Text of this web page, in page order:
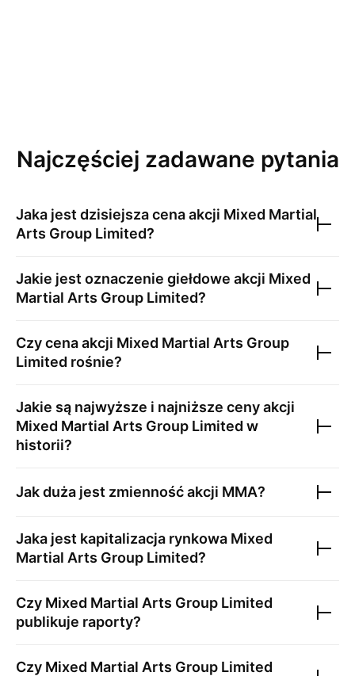
Najczęściej zadawane pytania
Jaka jest dzisiejsza cena akcji Mixed Martial
Arts Group Limited?
Jakie jest oznaczenie giełdowe akcji Mixed
Martial Arts Group Limited?
Czy cena akcji Mixed Martial Arts Group
Limited rośnie?
Jakie są najwyższe i najniższe ceny akcji
Mixed Martial Arts Group Limited w
historii?
Jak duża jest zmienność akcji MMA?
Jaka jest kapitalizacja rynkowa Mixed
Martial Arts Group Limited?
Czy Mixed Martial Arts Group Limited
publikuje raporty?
Czy Mixed Martial Arts Group Limited